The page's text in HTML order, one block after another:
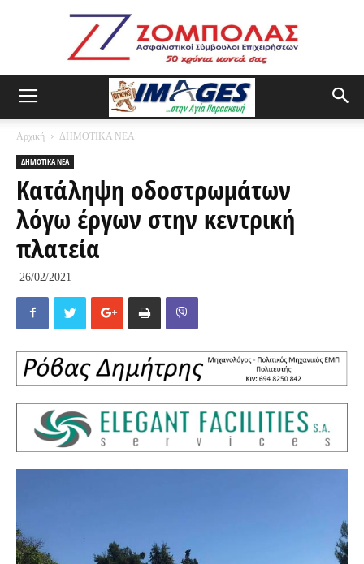
Αρχική ΔΗΜΟΤΙΚΑ ΝΕΑ
ΔΗΜΟΤΙΚΑ ΝΕΑ
Κατάληψη οδοστρωμάτων
λόγω έργων στην κεντρική
πλατεία
26/02/2021